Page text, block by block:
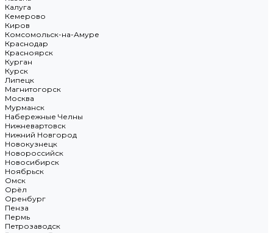
Калуга
Кемерово
Киров
Комсомольск-на-Амуре
Краснодар
Красноярск
Курган
Курск
Липецк
Магнитогорск
Москва
Мурманск
Набережные Челны
Нижневартовск
Нижний Новгород
Новокузнецк
Новороссийск
Новосибирск
Ноябрьск
Омск
Орёл
Оренбург
Пенза
Пермь
Петрозаводск